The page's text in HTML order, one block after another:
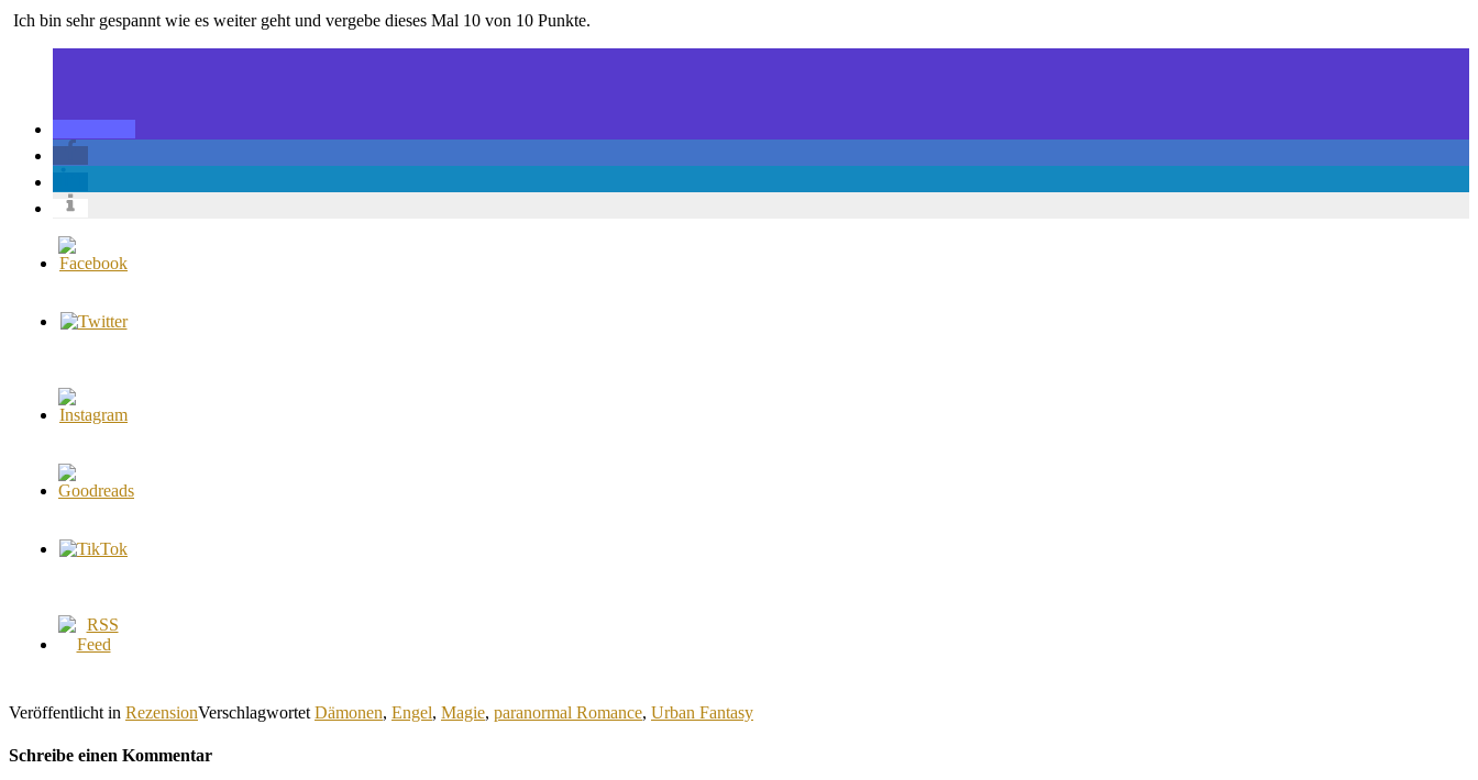
Ich bin sehr gespannt wie es weiter geht und vergebe dieses Mal 10 von 10 Punkte.
Veröffentlicht in RezensionVerschlagwortet Dämonen, Engel, Magie, paranormal Romance, Urban Fantasy
Schreibe einen Kommentar